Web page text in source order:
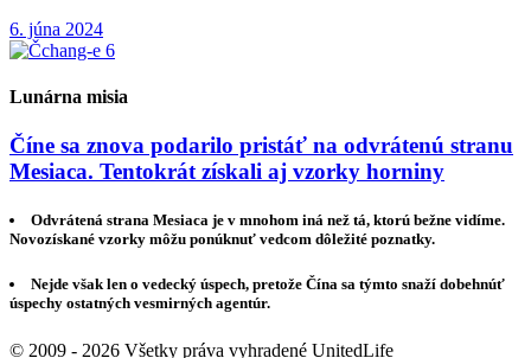
6. júna 2024
Lunárna misia
Číne sa znova podarilo pristáť na odvrátenú stranu
Mesiaca. Tentokrát získali aj vzorky horniny
Odvrátená strana Mesiaca je v mnohom iná než tá, ktorú bežne vidíme.
Novozískané vzorky môžu ponúknuť vedcom dôležité poznatky.
Nejde však len o vedecký úspech, pretože Čína sa týmto snaží dobehnúť
úspechy ostatných vesmirných agentúr.
© 2009 - 2026 Všetky práva vyhradené UnitedLife